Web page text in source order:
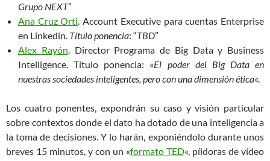
Grupo NEXT”
Ana Cruz Orti. Account Executive para cuentas Enterprise
en Linkedin. Título ponencia: “TBD”
Alex Rayón. Director Programa de Big Data y Business
Intelligence. Título ponencia: «El poder del Big Data en
nuestras sociedades inteligentes, pero con una dimensión ética«.
Los cuatro ponentes, expondrán su caso y visión particular
sobre contextos donde el dato ha dotado de una inteligencia a
la toma de decisiones. Y lo harán, exponiéndolo durante unos
breves 15 minutos, y con un «formato TED«, píldoras de vídeo